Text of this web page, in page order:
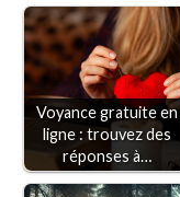
Voyance gratuite en
ligne : trouvez des
réponses à…